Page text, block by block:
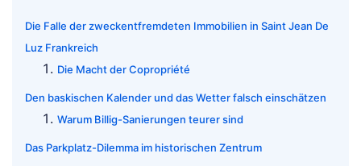
Die Falle der zweckentfremdeten Immobilien in Saint Jean De
Luz Frankreich
Die Macht der Copropriété
Den baskischen Kalender und das Wetter falsch einschätzen
Warum Billig-Sanierungen teurer sind
Das Parkplatz-Dilemma im historischen Zentrum